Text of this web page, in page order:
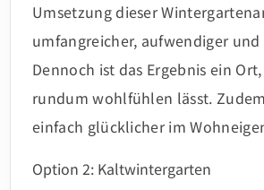
Umsetzung dieser
umfangreicher, aufwendiger
Dennoch ist das Ergebnis ein
rundum wohlfühlen lässt.
einfach glücklicher im
Option 2: Kaltwintergarten